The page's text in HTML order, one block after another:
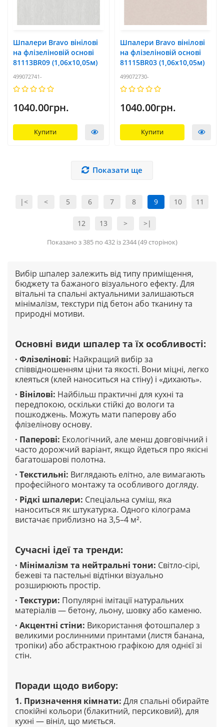
Шпалери Bravo вінілові
на флізеліновій основі
81113BR09 (1,06х10,05м)
499072741-
1040.00грн.
Купити
Шпалери Bravo вінілові
на флізеліновій основі
81115BR03 (1,06х10,05м)
499072730-
1040.00грн.
Купити
Показати ще
|< < 5 6 7 8 9 10 11
12 13 > >|
Показано з 385 по 432 із 2344 (49 сторінок)
Вибір шпалер залежить від типу приміщення,
бюджету та бажаного візуального ефекту. Для
вітальні та спальні актуальними залишаються
мінімалізм, текстури під бетон або тканину та
природні мотиви.
Основні види шпалер та їх особливості:
· Флізелінові: Найкращий вибір за
співвідношенням ціни та якості. Вони міцні, легко
клеяться (клей наноситься на стіну) і «дихають».
· Вінілові: Найбільш практичні для кухні та
передпокою, оскільки стійкі до вологи та
пошкоджень. Можуть мати паперову або
флізелінову основу.
· Паперові: Екологічний, але менш довговічний і
часто дорожчий варіант, якщо йдеться про якісні
багатошарові полотна.
· Текстильні: Виглядають елітно, але вимагають
професійного монтажу та особливого догляду.
· Рідкі шпалери: Спеціальна суміш, яка
наноситься як штукатурка. Одного кілограма
вистачає приблизно на 3,5–4 м².
Сучасні ідеї та тренди:
· Мінімалізм та нейтральні тони: Світло-сірі,
бежеві та пастельні відтінки візуально
розширюють простір.
· Текстури: Популярні імітації натуральних
матеріалів — бетону, льону, шовку або каменю.
· Акцентні стіни: Використання фотошпалер з
великими рослинними принтами (листя банана,
тропіки) або абстрактною графікою для однієї зі
стін.
Поради щодо вибору:
1. Призначення кімнати: Для спальні обирайте
спокійні кольори (блакитний, персиковий), для
кухні — вініл, що миється.